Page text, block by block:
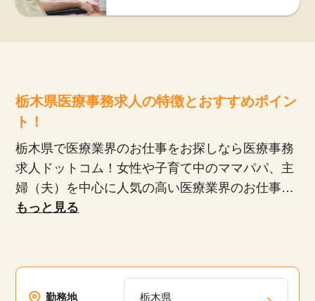
栃木県医療事務求人の特徴とおすすめポイン
ト！
栃木県で医療業界のお仕事をお探しなら医療事務
求人ドットコム！女性や子育て中のママパパ、主
婦（夫）を中心に人気の高い医療業界のお仕事。
最近のお仕事選びの傾向は、自宅からの通いやす
比較的未経験でも始めやすく、スキルを身につけ
もっと見る
勤務地 栃木県